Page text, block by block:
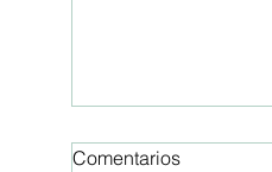
Comentarios